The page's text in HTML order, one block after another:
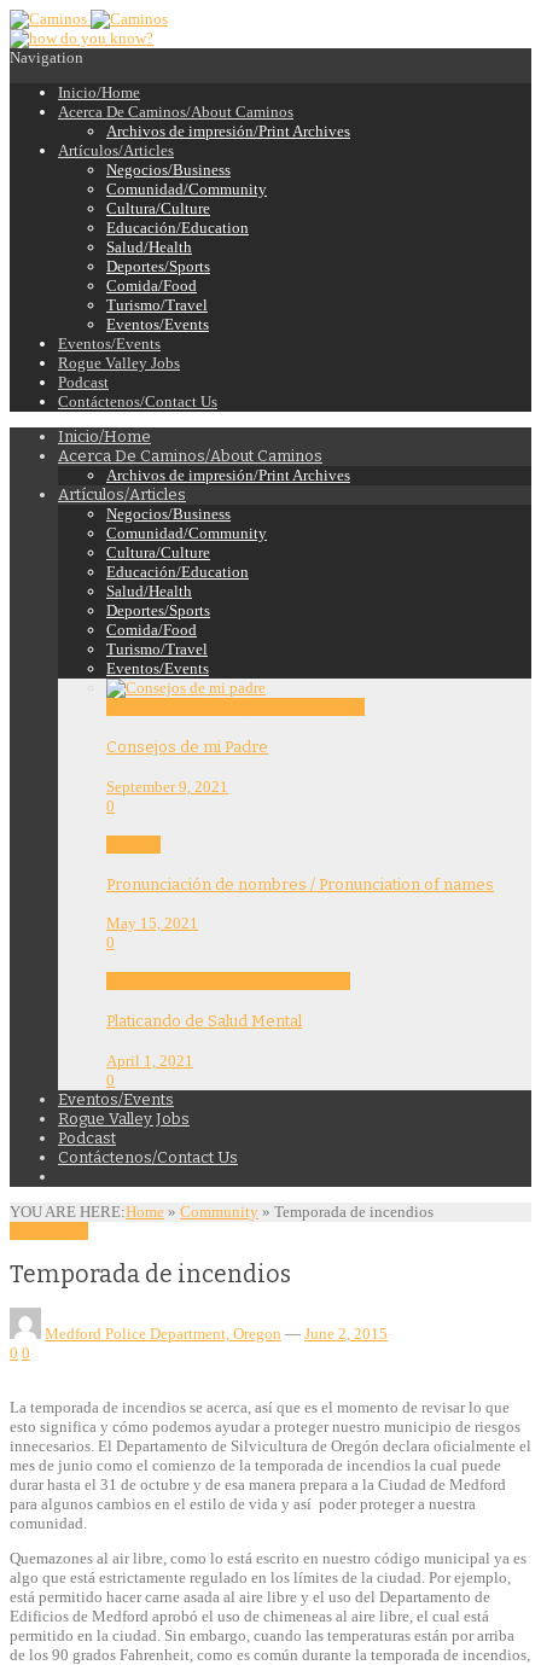
Navigation
Inicio/Home
Acerca De Caminos/About Caminos
Archivos de impresión/Print Archives
Artículos/Articles
Negocios/Business
Comunidad/Community
Cultura/Culture
Educación/Education
Salud/Health
Deportes/Sports
Comida/Food
Turismo/Travel
Eventos/Events
Eventos/Events
Rogue Valley Jobs
Podcast
Contáctenos/Contact Us
Inicio/Home
Acerca De Caminos/About Caminos
Archivos de impresión/Print Archives
Artículos/Articles
Negocios/Business
Comunidad/Community
Cultura/Culture
Educación/Education
Salud/Health
Deportes/Sports
Comida/Food
Turismo/Travel
Eventos/Events
Consejos de mi Padre
September 9, 2021
0
Pronunciación de nombres / Pronunciation of names
May 15, 2021
0
Platicando de Salud Mental
April 1, 2021
0
Eventos/Events
Rogue Valley Jobs
Podcast
Contáctenos/Contact Us
YOU ARE HERE:Home » Community » Temporada de incendios
Temporada de incendios
Medford Police Department, Oregon — June 2, 2015
0 0
La temporada de incendios se acerca, así que es el momento de revisar lo que
esto significa y cómo podemos ayudar a proteger nuestro municipio de riesgos
innecesarios. El Departamento de Silvicultura de Oregón declara oficialmente el
mes de junio como el comienzo de la temporada de incendios la cual puede
durar hasta el 31 de octubre y de esa manera prepara a la Ciudad de Medford
para algunos cambios en el estilo de vida y así poder proteger a nuestra
comunidad.
Quemazones al air libre, como lo está escrito en nuestro código municipal ya es
algo que está estrictamente regulado en los límites de la ciudad. Por ejemplo,
está permitido hacer carne asada al aire libre y el uso del Departamento de
Edificios de Medford aprobó el uso de chimeneas al aire libre, el cual está
permitido en la ciudad. Sin embargo, cuando las temperaturas están por arriba
de los 90 grados Fahrenheit, como es común durante la temporada de incendios,